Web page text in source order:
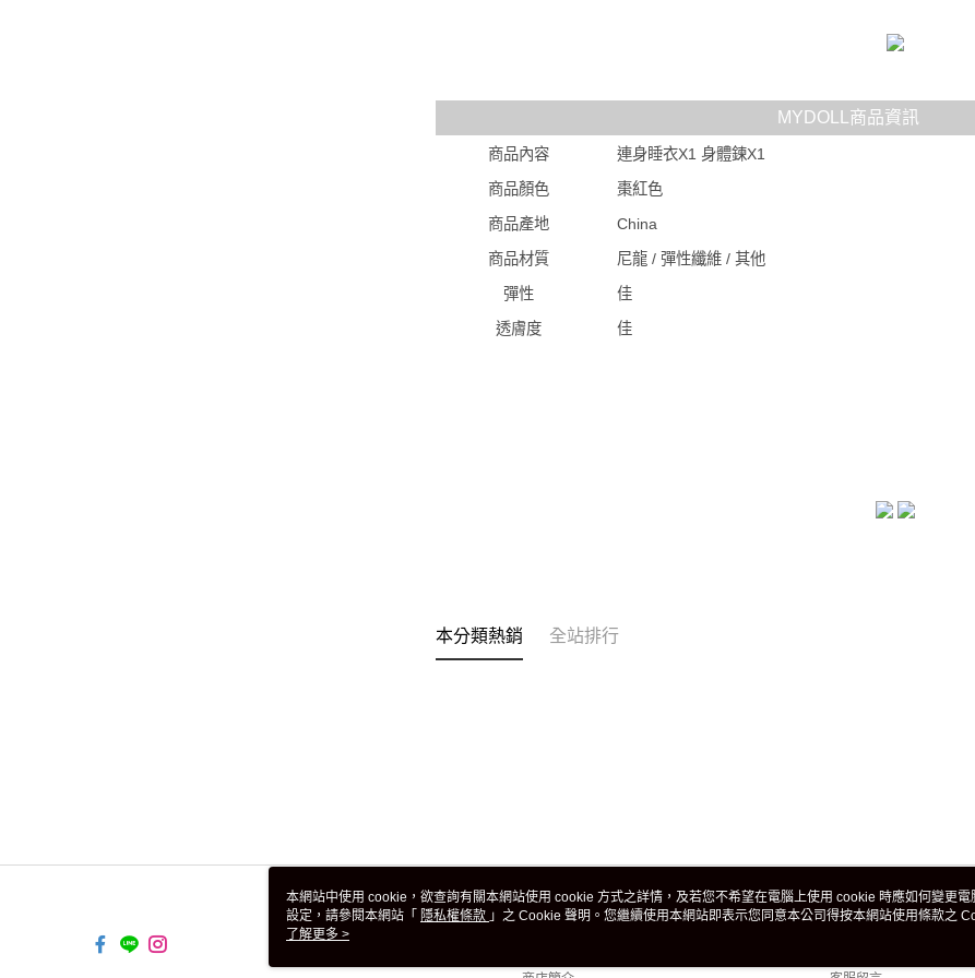
MYDOLL商品資訊
商品內容
連身睡衣X1 身體鍊X1
商品顏色
棗紅色
商品產地
China
商品材質
尼龍 / 彈性纖維 / 其他
彈性
佳
透膚度
佳
本分類熱銷 全站排行
關於我們 客服資訊
本網站中使用 cookie，欲查詢有關本網站使用 cookie 方式之詳情，及若您不希望在電腦上使用 cookie 時應如何變更電
設定，請參閱本網站「 隱私權條款 」之 Cookie 聲明。您繼續使用本網站即表示您同意本公司得按本網站使用條款之
使用 cookie。
了解更多 >